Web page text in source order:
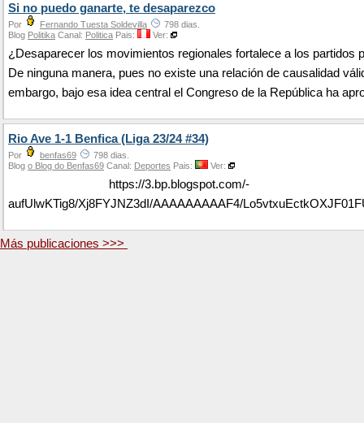
Si no puedo ganarte, te desaparezco
Por Fernando Tuesta Soldevilla
798 dias.
Blog Politika Canal: Politica Pais: Ver:
¿Desaparecer los movimientos regionales fortalece a los partidos
De ninguna manera, pues no existe una relación de causalidad
embargo, bajo esa idea central el Congreso de la República ha
Rio Ave 1-1 Benfica (Liga 23/24 #34)
Por benfas69
798 dias.
Blog o Blog do Benfas69 Canal: Deportes Pais: Ver:
https://3.bp.blogspot.com/-
aufUlwKTig8/Xj8FYJNZ3dI/AAAAAAAAAF4/
Más publicaciones >>>